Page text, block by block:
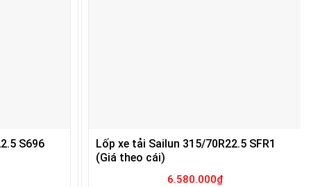
S696
Lốp xe tải Sailun 315/70R22.5 SFR1
(Giá theo cái)
6.580.000₫